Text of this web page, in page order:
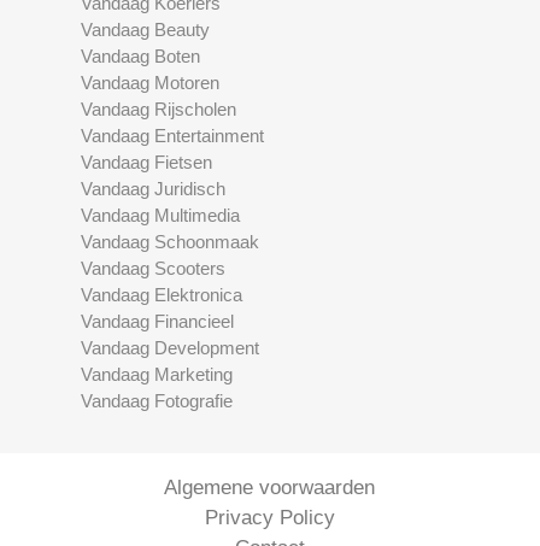
Vandaag Beauty
Vandaag Boten
Vandaag Motoren
Vandaag Rijscholen
Vandaag Entertainment
Vandaag Fietsen
Vandaag Juridisch
Vandaag Multimedia
Vandaag Schoonmaak
Vandaag Scooters
Vandaag Elektronica
Vandaag Financieel
Vandaag Development
Vandaag Marketing
Vandaag Fotografie
Algemene voorwaarden
Privacy Policy